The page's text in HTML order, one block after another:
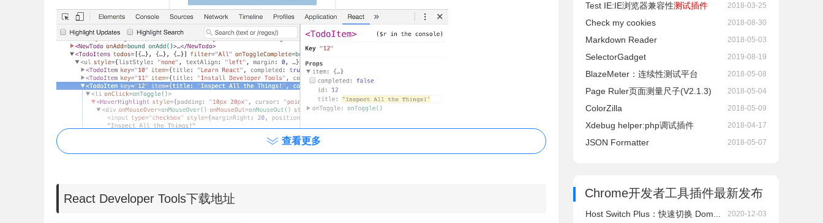
3.React Developer Tools会自动检测React组件，不过在webpack-dev-server模式下，webpack会自动将React组
查看更多
React Developer Tools下载地址
Test IE:IE浏览器兼容性测试插件 2018-03-25
Check my cookies 2018-08-30
Markdown Reader 2018-05-03
SelectorGadget 2019-08-19
BlazeMeter：连续性测试平台 2018-05-08
Page Ruler页面测量尺子(V2.1.3) 2018-05-04
ColorZilla 2018-05-09
Xdebug helper:php调试插件 2018-04-17
JSON Formatter 2018-05-07
Chrome开发者工具插件最新发布
Host Switch Plus：快速切换 Dom... 2020-12-03